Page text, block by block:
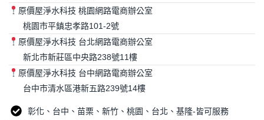
原價屋淨水科技 桃園網路電商辦公室
桃園市平鎮忠孝路101-2號
原價屋淨水科技 台北網路電商辦公室
新北市新莊區中央路238號11樓
原價屋淨水科技 台中網路電商辦公室
台中市清水區港新五路239號14樓
彰化、台中、苗栗、新竹、桃園、台北、基隆-皆可服務